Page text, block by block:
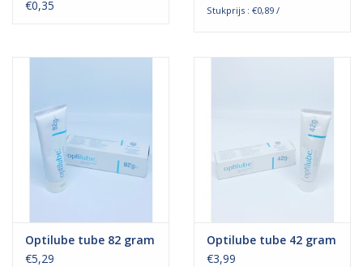
€0,35
Stukprijs : €0,89 /
Optilube tube 82 gram
€5,29
Optilube tube 42 gram
€3,99